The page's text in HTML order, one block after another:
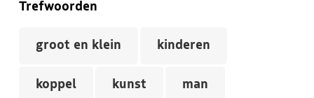
Trefwoorden
groot en klein kinderen
koppel kunst man